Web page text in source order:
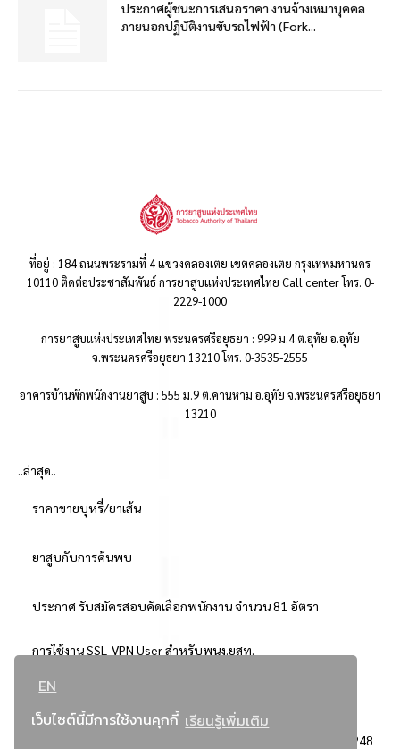
EN
เว็บไซต์นี้มีการใช้งานคุกกี้ เรียนรู้เพิ่มเติม
ประกาศผู้ชนะการเสนอราคา งานจ้างเหมาบุคคล
ภายนอกปฏิบัติงานขับรถไฟฟ้า (Fork...
ที่อยู่ : 184 ถนนพระรามที่ 4 แขวงคลองเตย เขตคลองเตย กรุงเทพมหานคร
10110 ติดต่อประชาสัมพันธ์ การยาสูบแห่งประเทศไทย Call center โทร. 0-
2229-1000
การยาสูบแห่งประเทศไทย พระนครศรีอยุธยา : 999 ม.4 ต.อุทัย อ.อุทัย
จ.พระนครศรีอยุธยา 13210 โทร. 0-3535-2555
อาคารบ้านพักพนักงานยาสูบ : 555 ม.9 ต.คานหาม อ.อุทัย จ.พระนครศรีอยุธยา
13210
..ล่าสุด..
ราคาขายบุหรี่/ยาเส้น
ยาสูบกับการค้นพบ
ประกาศ รับสมัครสอบคัดเลือกพนักงาน จำนวน 81 อัตรา
การใช้งาน SSL-VPN User สำหรับพนง.ยสท.
..ยอดนิยม..
3248